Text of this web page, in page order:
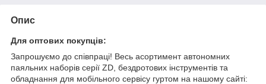
Опис
Для оптових покупців:
Запрошуємо до співпраці! Весь асортимент автономних
паяльних наборів серії ZD, бездротових інструментів та
обладнання для мобільного сервісу гуртом на нашому сайті: